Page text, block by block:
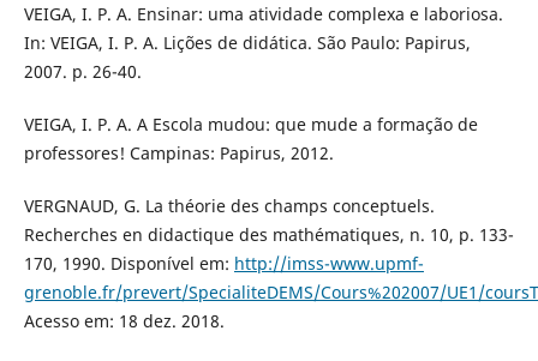
VEIGA, I. P. A. Ensinar: uma atividade complexa e laboriosa.
In: VEIGA, I. P. A. Lições de didática. São Paulo: Papirus,
2007. p. 26-40.
VEIGA, I. P. A. A Escola mudou: que mude a formação de
professores! Campinas: Papirus, 2012.
VERGNAUD, G. La théorie des champs conceptuels.
Recherches en didactique des mathématiques, n. 10, p. 133-
170, 1990. Disponível em: http://imss-www.upmf-
grenoble.fr/prevert/SpecialiteDEMS/Cours%202007/UE1/
Acesso em: 18 dez. 2018.